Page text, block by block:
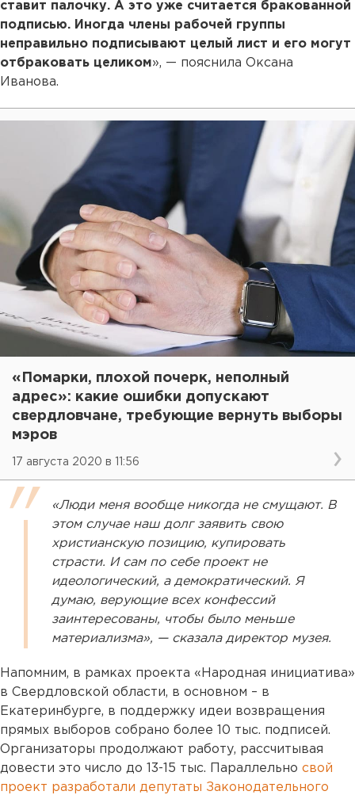
ставит палочку. А это уже считается бракованной
подписью. Иногда члены рабочей группы
неправильно подписывают целый лист и его могут
отбраковать целиком», — пояснила Оксана
Иванова.
«Помарки, плохой почерк, неполный
адрес»: какие ошибки допускают
свердловчане, требующие вернуть выборы
мэров
17 августа 2020 в 11:56
«Люди меня вообще никогда не смущают. В
этом случае наш долг заявить свою
христианскую позицию, купировать
страсти. И сам по себе проект не
идеологический, а демократический. Я
думаю, верующие всех конфессий
заинтересованы, чтобы было меньше
материализма», — сказала директор музея.
Напомним, в рамках проекта «Народная инициатива»
в Свердловской области, в основном – в
Екатеринбурге, в поддержку идеи возвращения
прямых выборов собрано более 10 тыс. подписей.
Организаторы продолжают работу, рассчитывая
довести это число до 13-15 тыс. Параллельно свой
проект разработали депутаты Законодательного